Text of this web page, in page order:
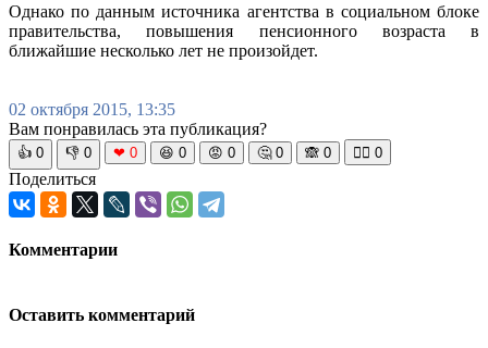
Однако по данным источника агентства в социальном блоке
правительства, повышения пенсионного возраста в
ближайшие несколько лет не произойдет.
02 октября 2015, 13:35
Вам понравилась эта публикация?
👍 0 👎 0 ❤ 0 😆 0 😡 0 🤔 0 🙈 0 🧘‍♀️ 0
Поделиться
Комментарии
Оставить комментарий